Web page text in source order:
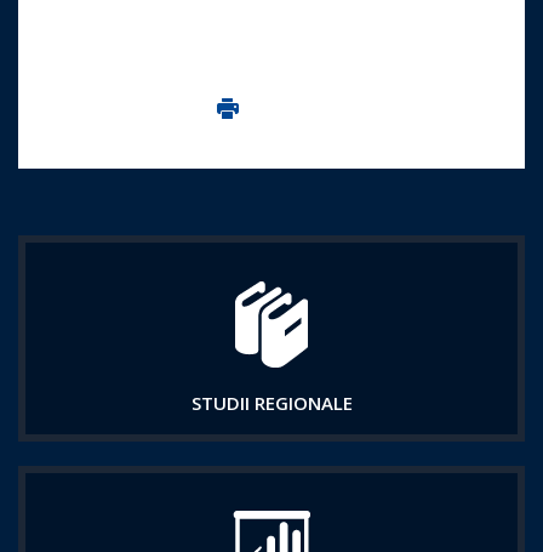
Imprima aceasta pagina
STUDII REGIONALE